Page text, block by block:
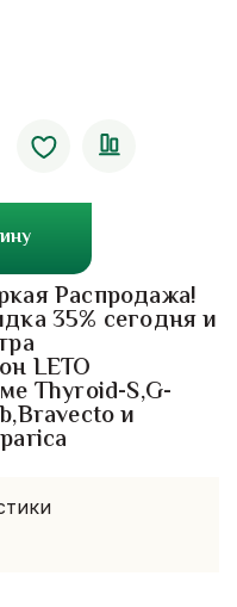
Распродажа!
35% сегодня и
LETO
Thyroid-S,G-
и